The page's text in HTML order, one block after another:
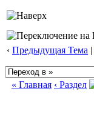
‹ Предыдущая Тема |
« Главная ‹ Раздел